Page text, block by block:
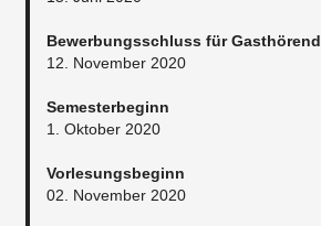
Bewerbungsschluss für
12. November 2020
Semesterbeginn
1. Oktober 2020
Vorlesungsbeginn
02. November 2020